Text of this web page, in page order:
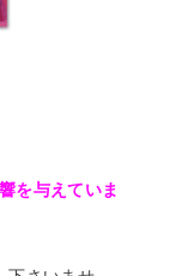
を与えていま